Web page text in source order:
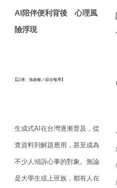
AI陪伴便利背後 心理風
險浮現
【記者 張啟敏／綜合報導】
生成式AI 在台灣逐漸普及，從
查資料到解題應用， 甚至成為
不少人傾訴心事的對象。無論
是大學生或上班族， 都有人在